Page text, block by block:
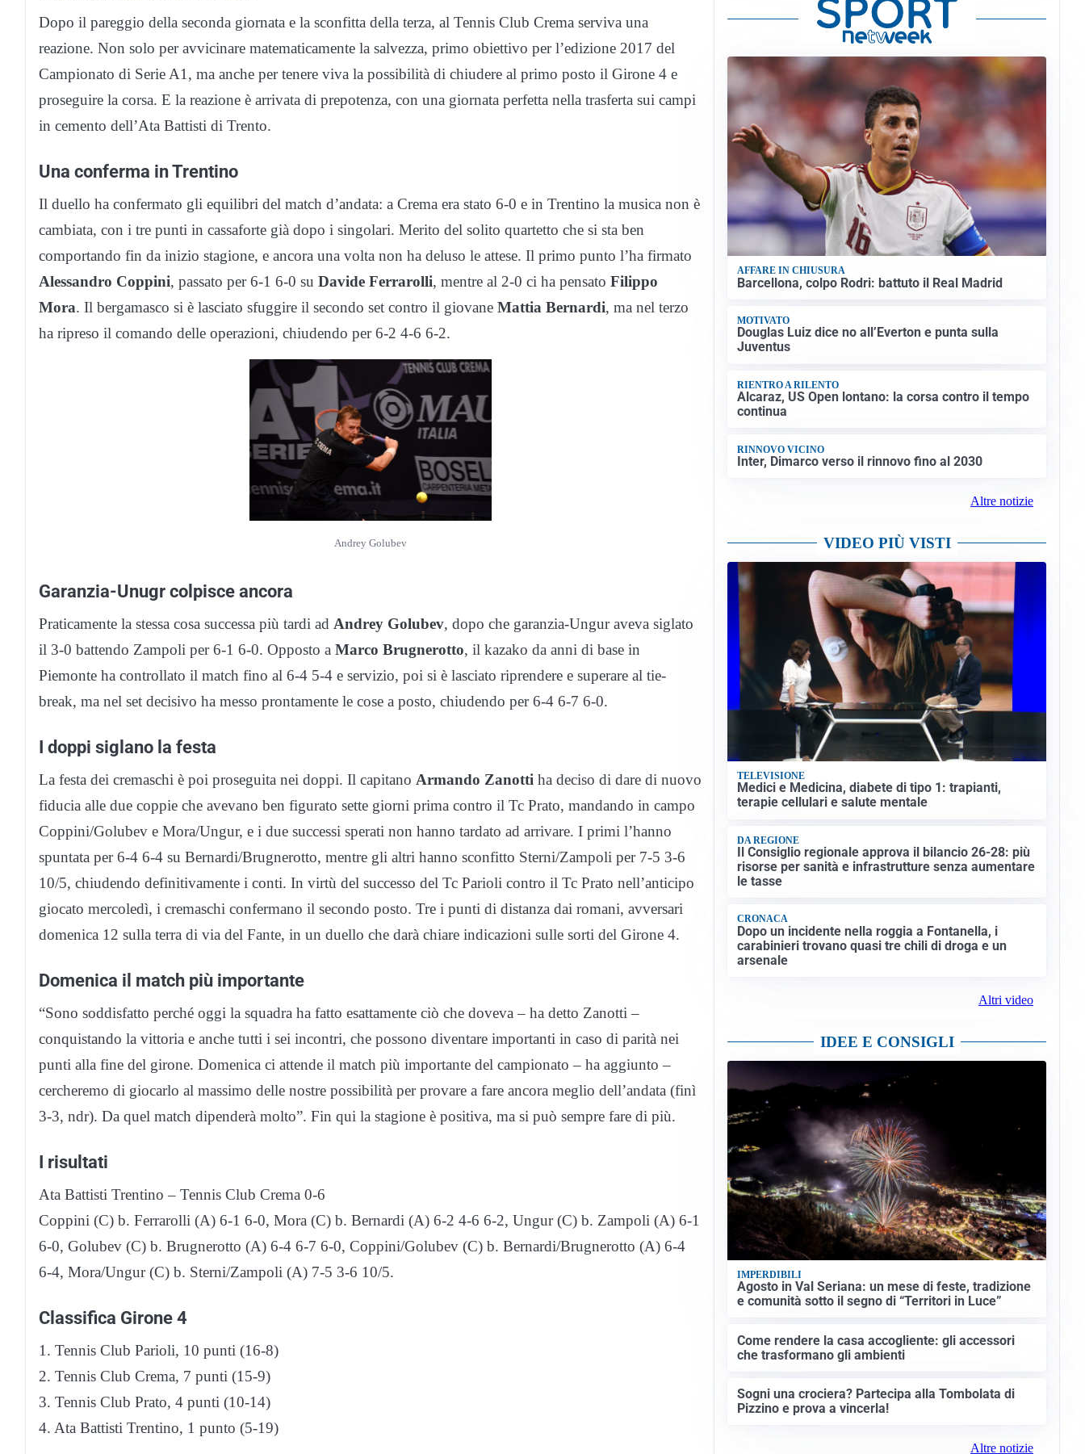
Dopo il pareggio della seconda giornata e la sconfitta della terza, al Tennis Club Crema serviva una
reazione. Non solo per avvicinare matematicamente la salvezza, primo obiettivo per l’edizione 2017 del
Campionato di Serie A1, ma anche per tenere viva la possibilità di chiudere al primo posto il Girone 4 e
proseguire la corsa. E la reazione è arrivata di prepotenza, con una giornata perfetta nella trasferta sui campi
in cemento dell’Ata Battisti di Trento.
Una conferma in Trentino
Il duello ha confermato gli equilibri del match d’andata: a Crema era stato 6-0 e in Trentino la musica non è
cambiata, con i tre punti in cassaforte già dopo i singolari. Merito del solito quartetto che si sta ben
comportando fin da inizio stagione, e ancora una volta non ha deluso le attese. Il primo punto l’ha firmato
Alessandro Coppini, passato per 6-1 6-0 su Davide Ferrarolli, mentre al 2-0 ci ha pensato Filippo
Mora. Il bergamasco si è lasciato sfuggire il secondo set contro il giovane Mattia Bernardi, ma nel terzo
ha ripreso il comando delle operazioni, chiudendo per 6-2 4-6 6-2.
Andrey Golubev
Garanzia-Unugr colpisce ancora
Praticamente la stessa cosa successa più tardi ad Andrey Golubev, dopo che garanzia-Ungur aveva siglato
il 3-0 battendo Zampoli per 6-1 6-0. Opposto a Marco Brugnerotto, il kazako da anni di base in
Piemonte ha controllato il match fino al 6-4 5-4 e servizio, poi si è lasciato riprendere e superare al tie-
break, ma nel set decisivo ha messo prontamente le cose a posto, chiudendo per 6-4 6-7 6-0.
I doppi siglano la festa
La festa dei cremaschi è poi proseguita nei doppi. Il capitano Armando Zanotti ha deciso di dare di nuovo
fiducia alle due coppie che avevano ben figurato sette giorni prima contro il Tc Prato, mandando in campo
Coppini/Golubev e Mora/Ungur, e i due successi sperati non hanno tardato ad arrivare. I primi l’hanno
spuntata per 6-4 6-4 su Bernardi/Brugnerotto, mentre gli altri hanno sconfitto Sterni/Zampoli per 7-5 3-6
10/5, chiudendo definitivamente i conti. In virtù del successo del Tc Parioli contro il Tc Prato nell’anticipo
giocato mercoledì, i cremaschi confermano il secondo posto. Tre i punti di distanza dai romani, avversari
domenica 12 sulla terra di via del Fante, in un duello che darà chiare indicazioni sulle sorti del Girone 4.
Domenica il match più importante
“Sono soddisfatto perché oggi la squadra ha fatto esattamente ciò che doveva – ha detto Zanotti –
conquistando la vittoria e anche tutti i sei incontri, che possono diventare importanti in caso di parità nei
punti alla fine del girone. Domenica ci attende il match più importante del campionato – ha aggiunto –
cercheremo di giocarlo al massimo delle nostre possibilità per provare a fare ancora meglio dell’andata (finì
3-3, ndr). Da quel match dipenderà molto”. Fin qui la stagione è positiva, ma si può sempre fare di più.
I risultati
Ata Battisti Trentino – Tennis Club Crema 0-6
Coppini (C) b. Ferrarolli (A) 6-1 6-0, Mora (C) b. Bernardi (A) 6-2 4-6 6-2, Ungur (C) b. Zampoli (A) 6-1
6-0, Golubev (C) b. Brugnerotto (A) 6-4 6-7 6-0, Coppini/Golubev (C) b. Bernardi/Brugnerotto (A) 6-4
6-4, Mora/Ungur (C) b. Sterni/Zampoli (A) 7-5 3-6 10/5.
Classifica Girone 4
1. Tennis Club Parioli, 10 punti (16-8)
2. Tennis Club Crema, 7 punti (15-9)
3. Tennis Club Prato, 4 punti (10-14)
4. Ata Battisti Trentino, 1 punto (5-19)
AFFARE IN CHIUSURA
Barcellona, colpo Rodri: battuto il Real Madrid
MOTIVATO
Douglas Luiz dice no all’Everton e punta sulla
Juventus
RIENTRO A RILENTO
Alcaraz, US Open lontano: la corsa contro il tempo
continua
RINNOVO VICINO
Inter, Dimarco verso il rinnovo fino al 2030
Altre notizie
VIDEO PIÙ VISTI
TELEVISIONE
Medici e Medicina, diabete di tipo 1: trapianti,
terapie cellulari e salute mentale
DA REGIONE
Il Consiglio regionale approva il bilancio 26-28: più
risorse per sanità e infrastrutture senza aumentare
le tasse
CRONACA
Dopo un incidente nella roggia a Fontanella, i
carabinieri trovano quasi tre chili di droga e un
arsenale
Altri video
IDEE E CONSIGLI
IMPERDIBILI
Agosto in Val Seriana: un mese di feste, tradizione
e comunità sotto il segno di “Territori in Luce”
Come rendere la casa accogliente: gli accessori
che trasformano gli ambienti
Sogni una crociera? Partecipa alla Tombolata di
Pizzino e prova a vincerla!
Altre notizie